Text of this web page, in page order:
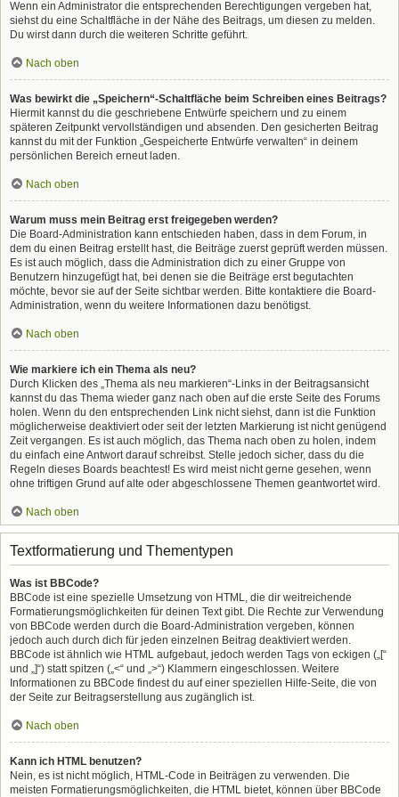
Wenn ein Administrator die entsprechenden Berechtigungen vergeben hat,
siehst du eine Schaltfläche in der Nähe des Beitrags, um diesen zu melden.
Du wirst dann durch die weiteren Schritte geführt.
Nach oben
Was bewirkt die „Speichern“-Schaltfläche beim Schreiben eines Beitrags?
Hiermit kannst du die geschriebene Entwürfe speichern und zu einem
späteren Zeitpunkt vervollständigen und absenden. Den gesicherten Beitrag
kannst du mit der Funktion „Gespeicherte Entwürfe verwalten“ in deinem
persönlichen Bereich erneut laden.
Nach oben
Warum muss mein Beitrag erst freigegeben werden?
Die Board-Administration kann entschieden haben, dass in dem Forum, in
dem du einen Beitrag erstellt hast, die Beiträge zuerst geprüft werden müssen.
Es ist auch möglich, dass die Administration dich zu einer Gruppe von
Benutzern hinzugefügt hat, bei denen sie die Beiträge erst begutachten
möchte, bevor sie auf der Seite sichtbar werden. Bitte kontaktiere die Board-
Administration, wenn du weitere Informationen dazu benötigst.
Nach oben
Wie markiere ich ein Thema als neu?
Durch Klicken des „Thema als neu markieren“-Links in der Beitragsansicht
kannst du das Thema wieder ganz nach oben auf die erste Seite des Forums
holen. Wenn du den entsprechenden Link nicht siehst, dann ist die Funktion
möglicherweise deaktiviert oder seit der letzten Markierung ist nicht genügend
Zeit vergangen. Es ist auch möglich, das Thema nach oben zu holen, indem
du einfach eine Antwort darauf schreibst. Stelle jedoch sicher, dass du die
Regeln dieses Boards beachtest! Es wird meist nicht gerne gesehen, wenn
ohne triftigen Grund auf alte oder abgeschlossene Themen geantwortet wird.
Nach oben
Textformatierung und Thementypen
Was ist BBCode?
BBCode ist eine spezielle Umsetzung von HTML, die dir weitreichende
Formatierungsmöglichkeiten für deinen Text gibt. Die Rechte zur Verwendung
von BBCode werden durch die Board-Administration vergeben, können
jedoch auch durch dich für jeden einzelnen Beitrag deaktiviert werden.
BBCode ist ähnlich wie HTML aufgebaut, jedoch werden Tags von eckigen („[“
und „]“) statt spitzen („<“ und „>“) Klammern eingeschlossen. Weitere
Informationen zu BBCode findest du auf einer speziellen Hilfe-Seite, die von
der Seite zur Beitragserstellung aus zugänglich ist.
Nach oben
Kann ich HTML benutzen?
Nein, es ist nicht möglich, HTML-Code in Beiträgen zu verwenden. Die
meisten Formatierungsmöglichkeiten, die HTML bietet, können über BBCode